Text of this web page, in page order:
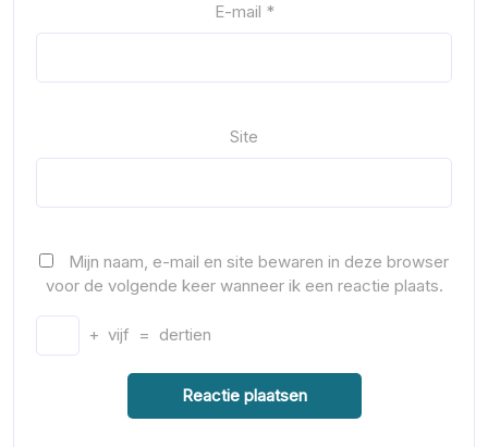
E-mail *
Site
Mijn naam, e-mail en site bewaren in deze browser
voor de volgende keer wanneer ik een reactie plaats.
+ vijf = dertien